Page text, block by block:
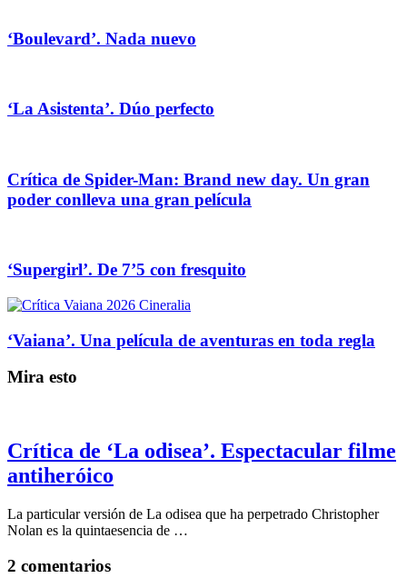
‘Boulevard’. Nada nuevo
‘La Asistenta’. Dúo perfecto
Crítica de Spider-Man: Brand new day. Un gran
poder conlleva una gran película
‘Supergirl’. De 7’5 con fresquito
‘Vaiana’. Una película de aventuras en toda regla
Mira esto
Crítica de ‘La odisea’. Espectacular filme
antiheróico
La particular versión de La odisea que ha perpetrado Christopher
Nolan es la quintaesencia de …
2 comentarios